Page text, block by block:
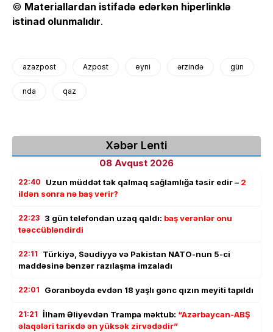
© Materiallardan istifadə edərkən hiperlinklə
istinad olunmalıdır.
azazpost Azpost eyni ərzində gün
nda qaz
Xəbər Lenti
08 Avqust 2026
22:40 Uzun müddət tək qalmaq sağlamlığa təsir edir – 2
ildən sonra nə baş verir?
22:23 3 gün telefondan uzaq qaldı: baş verənlər onu
təəccübləndirdi
22:11
Türkiyə, Səudiyyə və Pakistan NATO-nun 5-ci
maddəsinə bənzər razılaşma imzaladı
22:01 Goranboyda evdən 18 yaşlı gənc qızın meyiti tapıldı
21:21 İlham Əliyevdən Trampa məktub: “Azərbaycan-ABŞ
əlaqələri tarixdə ən yüksək zirvədədir”